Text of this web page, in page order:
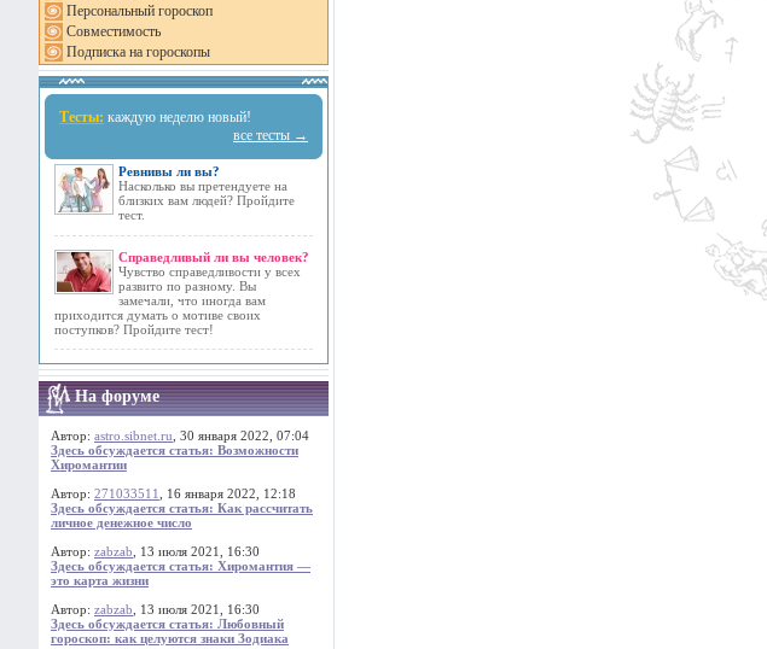
Персональный гороскоп
Совместимость
Подписка на гороскопы
Тесты: каждую неделю новый!
все тесты →
Ревнивы ли вы?
Насколько вы претендуете на
близких вам людей? Пройдите
тест.
Справедливый ли вы человек?
Чувство справедливости у всех
развито по разному. Вы
замечали, что иногда вам
приходится думать о мотиве своих
поступков? Пройдите тест!
На форуме
Автор: astro.sibnet.ru , 30 января 2022, 07:04
Здесь обсуждается статья: Возможности
Хиромантии
Автор: 271033511
, 16 января 2022, 12:18
Здесь обсуждается статья: Как рассчитать
личное денежное число
Автор: zabzab , 13 июля 2021, 16:30
Здесь обсуждается статья: Хиромантия —
это карта жизни
Автор: zabzab , 13 июля 2021, 16:30
Здесь обсуждается статья: Любовный
гороскоп: как целуются знаки Зодиака